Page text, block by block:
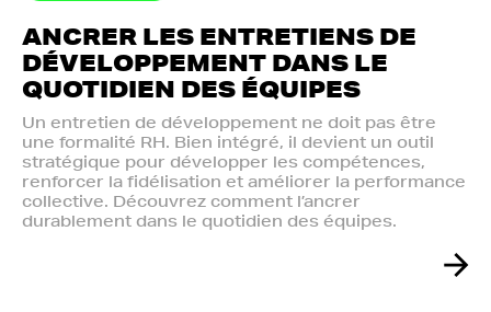
ANCRER LES ENTRETIENS DE
DÉVELOPPEMENT DANS LE
QUOTIDIEN DES ÉQUIPES
Un entretien de développement ne doit pas être
une formalité RH. Bien intégré, il devient un outil
stratégique pour développer les compétences,
renforcer la fidélisation et améliorer la performance
collective. Découvrez comment l’ancrer
durablement dans le quotidien des équipes.